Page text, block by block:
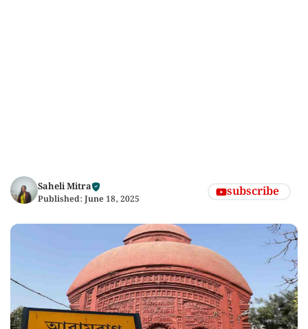
Saheli Mitra
Published: June 18, 2025 subscribe